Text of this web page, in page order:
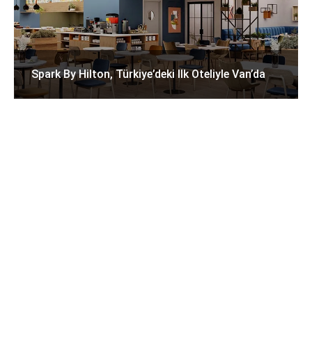
Spark By Hilton, Türkiye’deki Ilk Oteliyle Van’da